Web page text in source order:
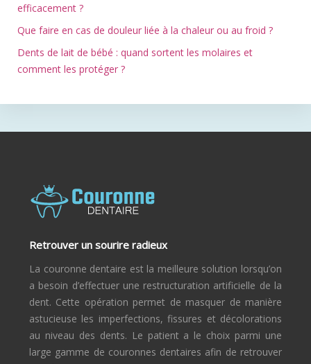
efficacement ?
Que faire en cas de douleur liée à la chaleur ou au froid ?
Dents de lait de bébé : quand sortent les molaires et
comment les protéger ?
Retrouver un sourire radieux
La couronne dentaire est la meilleure solution lorsqu’on
a besoin d’effectuer une restructuration artificielle de la
dent. Cette opération permet de masquer de manière
astucieuse les imperfections, fissures et décolorations
au niveau des dents. Le patient a le choix parmi une
large gamme de couronnes dentaires afin de retrouver